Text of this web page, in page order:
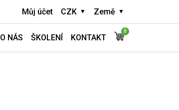
Můj účet CZK Země
O NÁS ŠKOLENÍ KONTAKT
0